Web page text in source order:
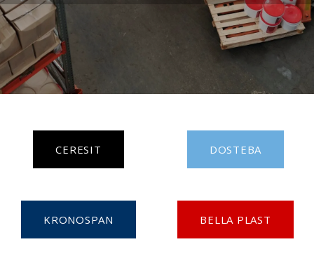
BELLA PLA​​​​​​ST
DOSTEBA
CERESIT
KRON​​​​OS​​PAN